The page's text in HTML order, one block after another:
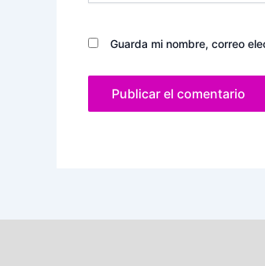
Guarda mi nombre, correo